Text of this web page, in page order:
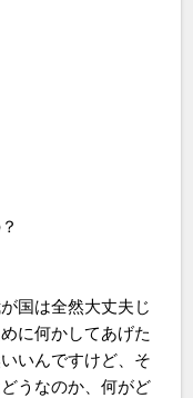
国は全然大丈夫じ
に何かしてあげた
いんですけど、そ
うなのか、何がど